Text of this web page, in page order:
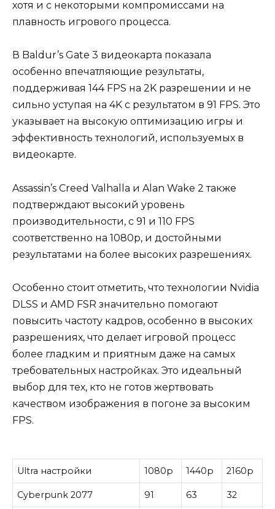
хотя и с некоторыми компромиссами на
плавность игрового процесса.
В Baldur’s Gate 3 видеокарта показала
особенно впечатляющие результаты,
поддерживая 144 FPS на 2K разрешении и не
сильно уступая на 4K с результатом в 91 FPS. Это
указывает на высокую оптимизацию игры и
эффективность технологий, используемых в
видеокарте.
Assassin’s Creed Valhalla и Alan Wake 2 также
подтверждают высокий уровень
производительности, с 91 и 110 FPS
соответственно на 1080p, и достойными
результатами на более высоких разрешениях.
Особенно стоит отметить, что технологии Nvidia
DLSS и AMD FSR значительно помогают
повысить частоту кадров, особенно в высоких
разрешениях, что делает игровой процесс
более гладким и приятным даже на самых
требовательных настройках. Это идеальный
выбор для тех, кто не готов жертвовать
качеством изображения в погоне за высоким
FPS.
Ultra настройки 1080p 1440p 2160p
Cyberpunk 2077 91 63 32